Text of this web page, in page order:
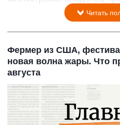
Читать
Фермер из США,
новая волна жары. Что
августа